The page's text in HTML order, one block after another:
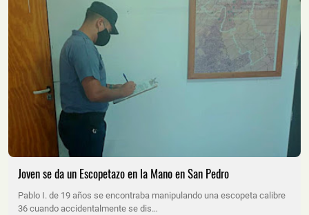
Joven se da un Escopetazo en la Mano en San Pedro
Pablo I. de 19 años se encontraba manipulando una escopeta calibre
36 cuando accidentalmente se dis…